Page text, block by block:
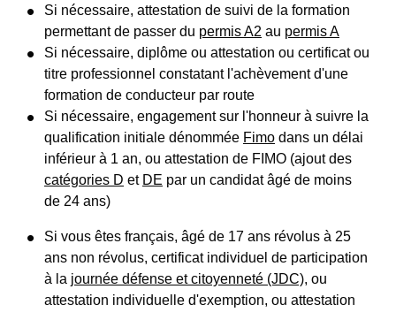
Si nécessaire, attestation de suivi de la formation
permettant de passer du permis A2 au permis A
Si nécessaire, diplôme ou attestation ou certificat ou
titre professionnel constatant l'achèvement d'une
formation de conducteur par route
Si nécessaire, engagement sur l'honneur à suivre la
qualification initiale dénommée Fimo dans un délai
inférieur à 1 an, ou attestation de FIMO (ajout des
catégories D et DE par un candidat âgé de moins
de 24 ans)
Si vous êtes français, âgé de 17 ans révolus à 25
ans non révolus, certificat individuel de participation
à la journée défense et citoyenneté (JDC), ou
attestation individuelle d'exemption, ou attestation